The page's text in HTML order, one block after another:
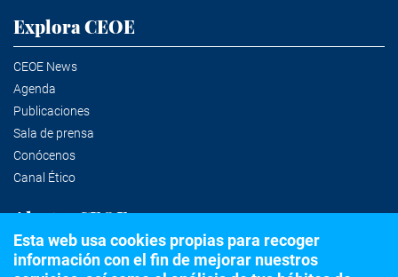
Explora CEOE
CEOE News
Agenda
Publicaciones
Sala de prensa
Conócenos
Canal Ético
Alertas CEOE
Suscríbete a la newsletter
Esta web usa cookies propias para recoger
información con el fin de mejorar nuestros